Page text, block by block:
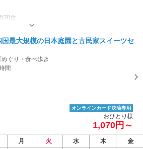
台
国最大規模の日本庭園と古民家スイーツセ
めぐり・食べ歩き
間
オンラインカード決済専用
おひとり様
1,070円～
月 火 水 木
金